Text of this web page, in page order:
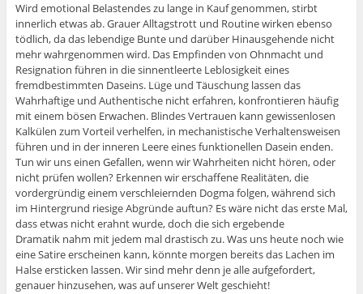
Wird emotional Belastendes zu lange in Kauf genommen, stirbt
innerlich etwas ab. Grauer Alltagstrott und Routine wirken ebenso
tödlich, da das lebendige Bunte und darüber Hinausgehende nicht
mehr wahrgenommen wird. Das Empfinden von Ohnmacht und
Resignation führen in die sinnentleerte Leblosigkeit eines
fremdbestimmten Daseins. Lüge und Täuschung lassen das
Wahrhaftige und Authentische nicht erfahren, konfrontieren häufig
mit einem bösen Erwachen. Blindes Vertrauen kann gewissenlosen
Kalkülen zum Vorteil verhelfen, in mechanistische Verhaltensweisen
führen und in der inneren Leere eines funktionellen Dasein enden.
Tun wir uns einen Gefallen, wenn wir Wahrheiten nicht hören, oder
nicht prüfen wollen? Erkennen wir erschaffene Realitäten, die
vordergründig einem verschleiernden Dogma folgen, während sich
im Hintergrund riesige Abgründe auftun? Es wäre nicht das erste Mal,
dass etwas nicht erahnt wurde, doch die sich ergebende
Dramatik nahm mit jedem mal drastisch zu. Was uns heute noch wie
eine Satire erscheinen kann, könnte morgen bereits das Lachen im
Halse ersticken lassen. Wir sind mehr denn je alle aufgefordert,
genauer hinzusehen, was auf unserer Welt geschieht!